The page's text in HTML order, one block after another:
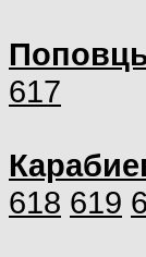
617
618 619